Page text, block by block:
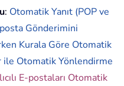
: Otomatik Yanıt (POP ve
Gönderimini
Kurala Göre Otomatik
ile Otomatik Yönlendirme
E-postaları Otomatik